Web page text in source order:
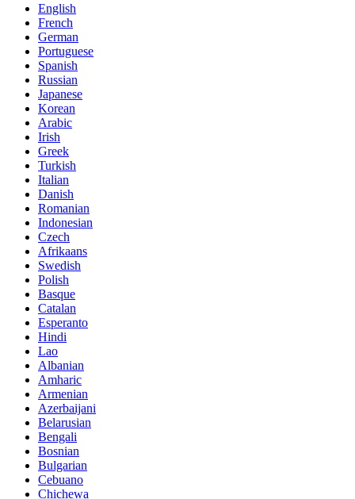
English
French
German
Portuguese
Spanish
Russian
Japanese
Korean
Arabic
Irish
Greek
Turkish
Italian
Danish
Romanian
Indonesian
Czech
Afrikaans
Swedish
Polish
Basque
Catalan
Esperanto
Hindi
Lao
Albanian
Amharic
Armenian
Azerbaijani
Belarusian
Bengali
Bosnian
Bulgarian
Cebuano
Chichewa